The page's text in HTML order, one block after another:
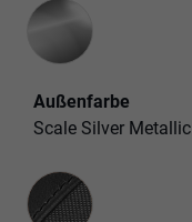
Außenfarbe
Scale Silver Metallic
Innenausstattung